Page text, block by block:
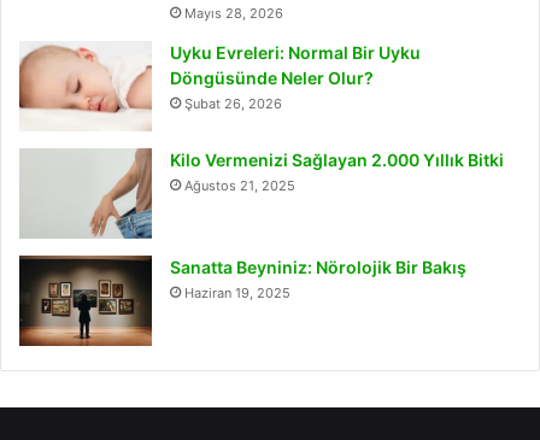
Mayıs 28, 2026
Uyku Evreleri: Normal Bir Uyku
Döngüsünde Neler Olur?
Şubat 26, 2026
Kilo Vermenizi Sağlayan 2.000 Yıllık Bitki
Ağustos 21, 2025
Sanatta Beyniniz: Nörolojik Bir Bakış
Haziran 19, 2025